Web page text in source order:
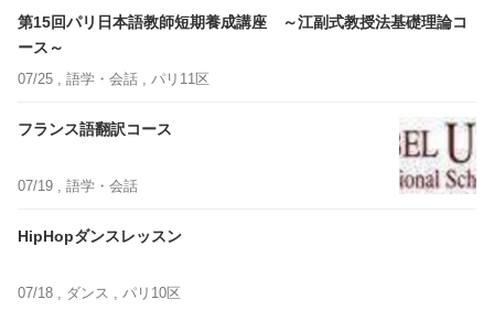
第15回パリ日本語教師短期養成講座 ～江副式教授法基礎理論コ
ース～
07/25 , 語学・会話 , パリ11区
フランス語翻訳コース
07/19 , 語学・会話
HipHopダンスレッスン
07/18 , ダンス , パリ10区